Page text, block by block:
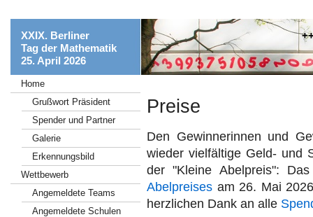
XXIX. Berliner
Tag der Mathematik
25. April 2026
+++
Home
Grußwort Präsident
Spender und Partner
Galerie
Erkennungsbild
Wettbewerb
Angemeldete Teams
Angemeldete Schulen
Preise
Den Gewinnerinnen und
wieder vielfältige Geld- und
der "Kleine Abelpreis":
Abelpreises am 26. Mai
herzlichen Dank an alle